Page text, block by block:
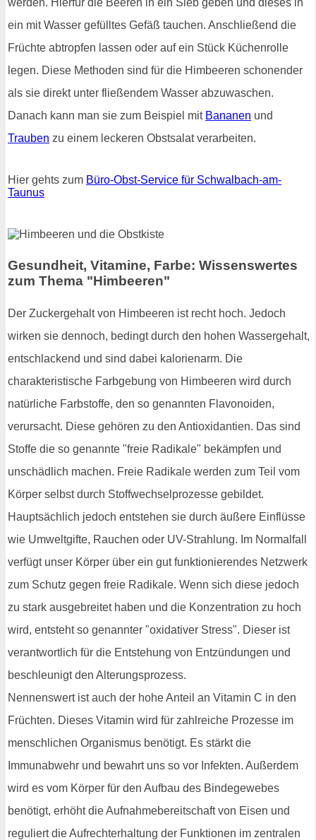
werden. Hierfür die Beeren in ein Sieb geben und dieses in
ein mit Wasser gefülltes Gefäß tauchen. Anschließend die
Früchte abtropfen lassen oder auf ein Stück Küchenrolle
legen. Diese Methoden sind für die Himbeeren schonender
als sie direkt unter fließendem Wasser abzuwaschen.
Danach kann man sie zum Beispiel mit Bananen und
Trauben zu einem leckeren Obstsalat verarbeiten.
Hier gehts zum Büro-Obst-Service für Schwalbach-am-
Taunus
Gesundheit, Vitamine, Farbe: Wissenswertes
zum Thema "Himbeeren"
Der Zuckergehalt von Himbeeren ist recht hoch. Jedoch
wirken sie dennoch, bedingt durch den hohen Wassergehalt,
entschlackend und sind dabei kalorienarm. Die
charakteristische Farbgebung von Himbeeren wird durch
natürliche Farbstoffe, den so genannten Flavonoiden,
verursacht. Diese gehören zu den Antioxidantien. Das sind
Stoffe die so genannte "freie Radikale" bekämpfen und
unschädlich machen. Freie Radikale werden zum Teil vom
Körper selbst durch Stoffwechselprozesse gebildet.
Hauptsächlich jedoch entstehen sie durch äußere Einflüsse
wie Umweltgifte, Rauchen oder UV-Strahlung. Im Normalfall
verfügt unser Körper über ein gut funktionierendes Netzwerk
zum Schutz gegen freie Radikale. Wenn sich diese jedoch
zu stark ausgebreitet haben und die Konzentration zu hoch
wird, entsteht so genannter "oxidativer Stress". Dieser ist
verantwortlich für die Entstehung von Entzündungen und
beschleunigt den Alterungsprozess.
Nennenswert ist auch der hohe Anteil an Vitamin C in den
Früchten. Dieses Vitamin wird für zahlreiche Prozesse im
menschlichen Organismus benötigt. Es stärkt die
Immunabwehr und bewahrt uns so vor Infekten. Außerdem
wird es vom Körper für den Aufbau des Bindegewebes
benötigt, erhöht die Aufnahmebereitschaft von Eisen und
reguliert die Aufrechterhaltung der Funktionen im zentralen